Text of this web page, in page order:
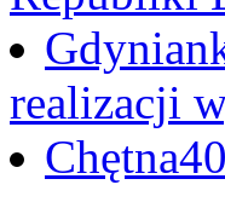
realizacji
Chętna40